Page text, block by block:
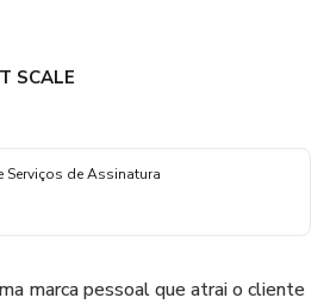
SCALE
Serviços de Assinatura
marca pessoal que atrai o cliente